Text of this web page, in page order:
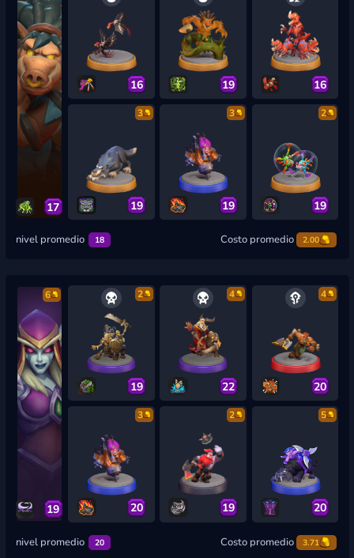
17
16 19 16
3
19
3
19
2
19
nivel promedio 18 Costo promedio 2.00
6
19
2
19
4
22
4
20
3
20
2
19
5
20
nivel promedio 20 Costo promedio 3.71